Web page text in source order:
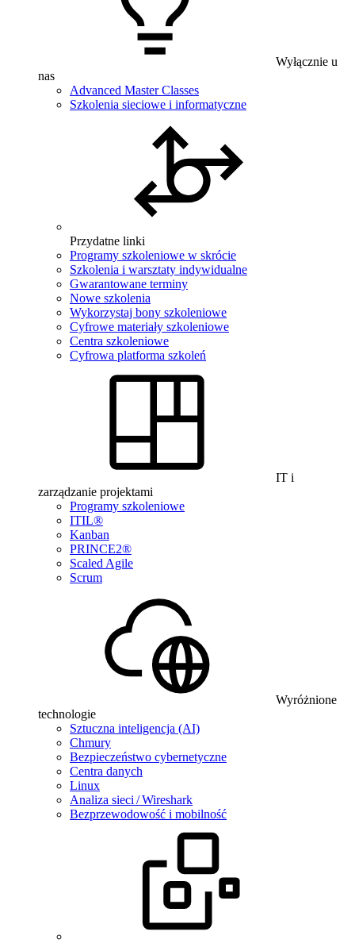
Wyłącznie u
nas
Advanced Master Classes
Szkolenia sieciowe i informatyczne
Przydatne linki
Programy szkoleniowe w skrócie
Szkolenia i warsztaty indywidualne
Gwarantowane terminy
Nowe szkolenia
Wykorzystaj bony szkoleniowe
Cyfrowe materiały szkoleniowe
Centra szkoleniowe
Cyfrowa platforma szkoleń
IT i
zarządzanie projektami
Programy szkoleniowe
ITIL®
Kanban
PRINCE2®
Scaled Agile
Scrum
Wyróżnione
technologie
Sztuczna inteligencja (AI)
Chmury
Bezpieczeństwo cybernetyczne
Centra danych
Linux
Analiza sieci / Wireshark
Bezprzewodowość i mobilność